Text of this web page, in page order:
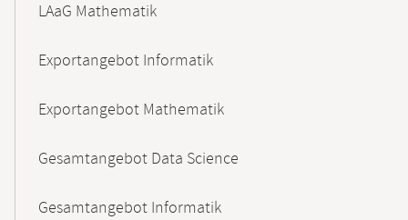
LAaG Mathematik
Exportangebot Informatik
Exportangebot Mathematik
Gesamtangebot Data Science
Gesamtangebot Informatik